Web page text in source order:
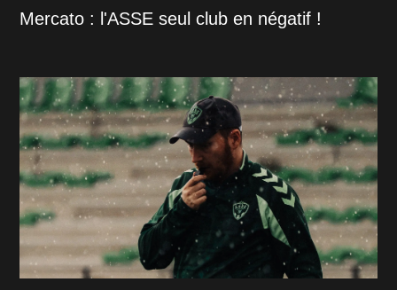
Mercato : l'ASSE seul club en négatif !